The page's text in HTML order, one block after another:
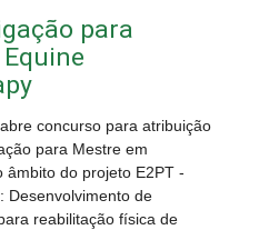
para
concurso para atribuição
para Mestre em
âmbito do projeto E2PT -
Desenvolvimento de
reabilitação física de